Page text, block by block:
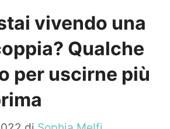
vivendo una
Qualche
per uscirne più